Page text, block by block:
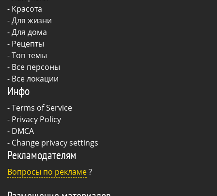
- Красота
-Для жизни
-Для дома
- Рецепты
- Топ темы
- Все персоны
- Все локации
Инфо
-Terms of Service
- Privacy Policy
- DMCA
- Change privacy settings
Рекламодателям
Вопросы по рекламе?